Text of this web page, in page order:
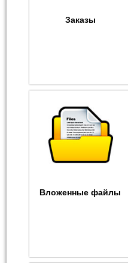
Заказы
Вложенные файлы